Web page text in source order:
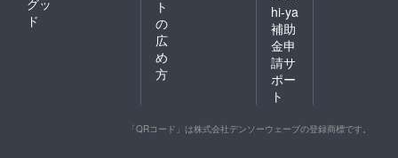
グッ
ド
ト
の
広
め
方
hi-ya
補助
金申
請サ
ポー
ト
「QRコード」は株式会社デンソーウェーブの登録商標です。